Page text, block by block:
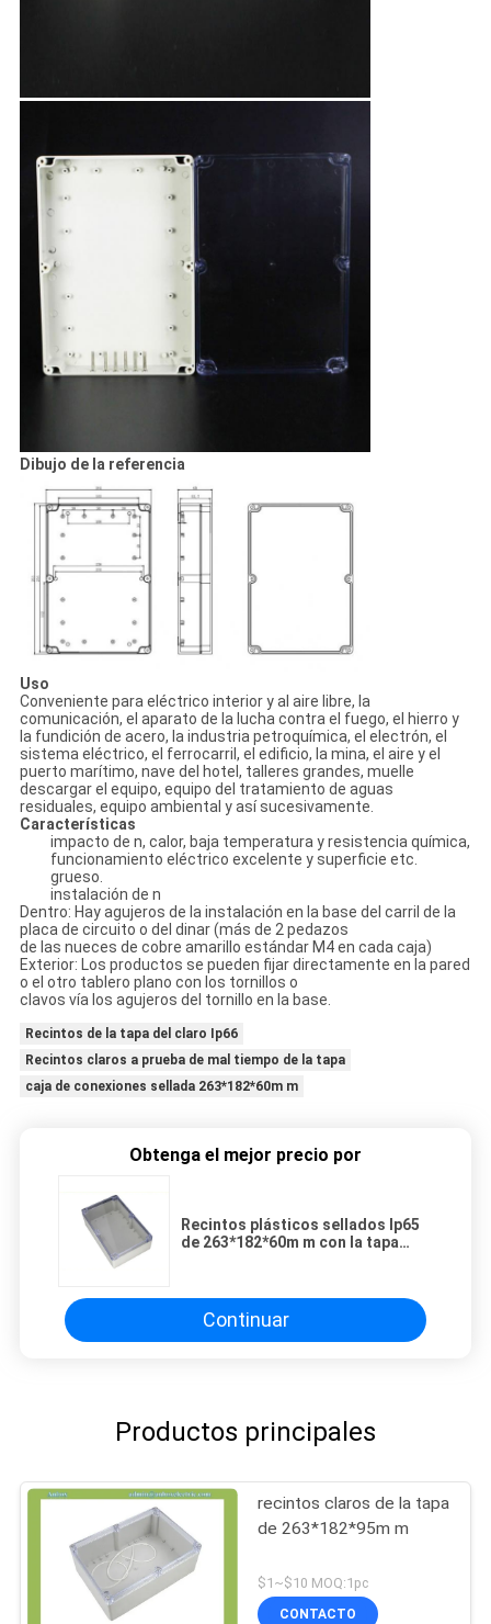
Dibujo de la referencia
Uso
Conveniente para eléctrico interior y al aire libre, la
comunicación, el aparato de la lucha contra el fuego, el hierro y
la fundición de acero, la industria petroquímica, el electrón, el
sistema eléctrico, el ferrocarril, el edificio, la mina, el aire y el
puerto marítimo, nave del hotel, talleres grandes, muelle
descargar el equipo, equipo del tratamiento de aguas
residuales, equipo ambiental y así sucesivamente.
Características
impacto de n, calor, baja temperatura y resistencia química,
funcionamiento eléctrico excelente y superficie etc.
grueso.
instalación de n
Dentro: Hay agujeros de la instalación en la base del carril de la
placa de circuito o del dinar (más de 2 pedazos
de las nueces de cobre amarillo estándar M4 en cada caja)
Exterior: Los productos se pueden fijar directamente en la pared
o el otro tablero plano con los tornillos o
clavos vía los agujeros del tornillo en la base.
Recintos de la tapa del claro Ip66
Recintos claros a prueba de mal tiempo de la tapa
caja de conexiones sellada 263*182*60m m
Obtenga el mejor precio por
Recintos plásticos sellados Ip65
de 263*182*60m m con la tapa
Continuar
Productos principales
recintos claros de la tapa
de 263*182*95m m
$1~$10 MOQ:1pc
CONTACTO